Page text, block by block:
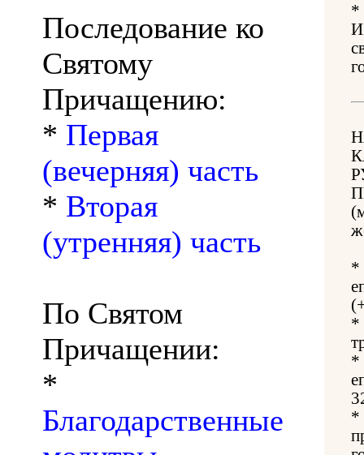
Последование ко
Святому
Причащению:
* Первая
(вечерняя) часть
* Вторая
(утренняя) часть
По Святом
Причащении:
*
Благодарственные
*
*
*
*
*